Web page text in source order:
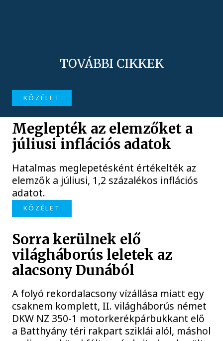
TOVÁBBI CIKKEK
KÖZÉLET
Meglepték az elemzőket a
júliusi inflációs adatok
Hatalmas meglepetésként értékelték az
elemzők a júliusi, 1,2 százalékos inflációs
adatot.
KÖZÉLET
Sorra kerülnek elő
világháborús leletek az
alacsony Dunából
A folyó rekordalacsony vízállása miatt egy
csaknem komplett, II. világháborús német
DKW NZ 350-1 motorkerékpárbukkant elő
a Batthyány téri rakpart sziklái alól, máshol